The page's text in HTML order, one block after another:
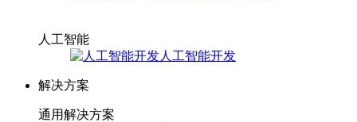
人工智能
人工智能开发
解决方案
通用解决方案